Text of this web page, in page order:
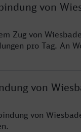
von
Zug von
pro Tag. An
von
von